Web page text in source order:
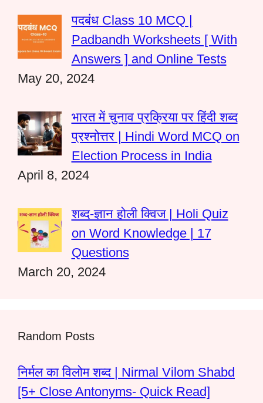
पदबंध Class 10 MCQ |
Padbandh Worksheets [ With
Answers ] and Online Tests
May 20, 2024
भारत में चुनाव प्रक्रिया पर हिंदी शब्द
प्रश्नोत्तर | Hindi Word MCQ on
Election Process in India
April 8, 2024
शब्द-ज्ञान होली क्विज | Holi Quiz
on Word Knowledge | 17
Questions
March 20, 2024
Random Posts
निर्मल का विलोम शब्द | Nirmal Vilom Shabd
[5+ Close Antonyms- Quick Read]